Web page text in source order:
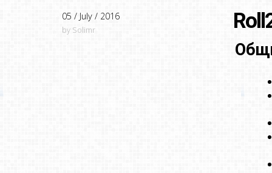
05 / July / 2016
by Solimr